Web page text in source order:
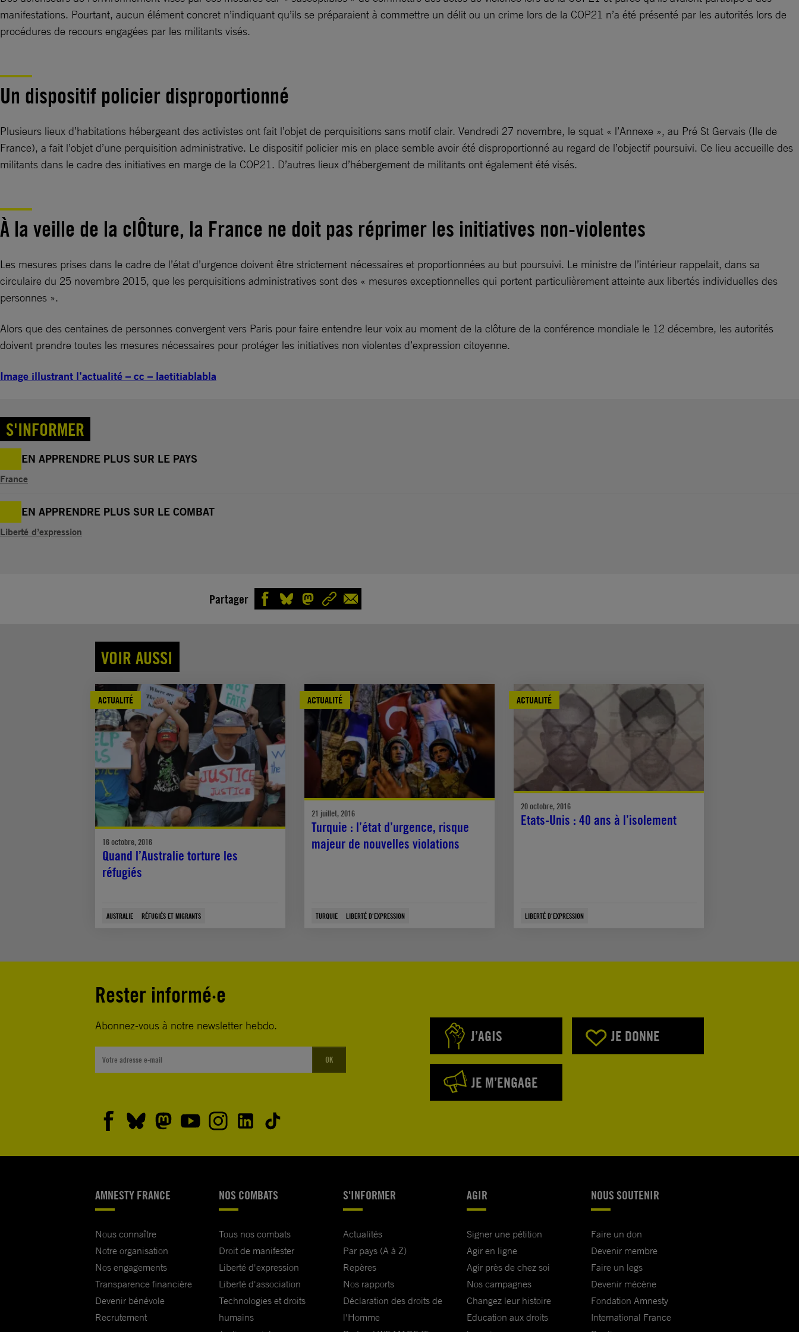
manifestations. Pourtant, aucun élément concret n’indiquant qu’ils se préparaient à commettre un délit ou un crime lors de la COP21 n’a été présenté par les autorités lors de
procédures de recours engagées par les militants visés.
Un dispositif policier disproportionné
Plusieurs lieux d’habitations hébergeant des activistes ont fait l’objet de perquisitions sans motif clair. Vendredi 27 novembre, le squat « l’Annexe », au Pré St Gervais (Ile de
France), a fait l’objet d’une perquisition administrative. Le dispositif policier mis en place semble avoir été disproportionné au regard de l’objectif poursuivi. Ce lieu accueille des
militants dans le cadre des initiatives en marge de la COP21. D’autres lieux d’hébergement de militants ont également été visés.
À la veille de la clÔture, la France ne doit pas réprimer les initiatives non-violentes
Les mesures prises dans le cadre de l’état d’urgence doivent être strictement nécessaires et proportionnées au but poursuivi. Le ministre de l’intérieur rappelait, dans sa
circulaire du 25 novembre 2015, que les perquisitions administratives sont des « mesures exceptionnelles qui portent particulièrement atteinte aux libertés individuelles des
personnes ».
Alors que des centaines de personnes convergent vers Paris pour faire entendre leur voix au moment de la clôture de la conférence mondiale le 12 décembre, les autorités
doivent prendre toutes les mesures nécessaires pour protéger les initiatives non violentes d’expression citoyenne.
Image illustrant l’actualité – cc – laetitiablabla
S'INFORMER
EN APPRENDRE PLUS SUR LE PAYS
France
EN APPRENDRE PLUS SUR LE COMBAT
Liberté d’expression
Partager
VOIR AUSSI
ACTUALITÉ
16 octobre, 2016
Quand l’Australie torture les
réfugiés
AUSTRALIE RÉFUGIÉS ET MIGRANTS
ACTUALITÉ
21 juillet, 2016
Turquie : l’état d’urgence, risque
majeur de nouvelles violations
TURQUIE LIBERTÉ D'EXPRESSION
ACTUALITÉ
20 octobre, 2016
Etats-Unis : 40 ans à l’isolement
LIBERTÉ D'EXPRESSION
Rester informé·e
Abonnez-vous à notre newsletter hebdo.
OK
J’AGIS JE DONNE
JE M’ENGAGE
AMNESTY FRANCE
Nous connaître
Notre organisation
Nos engagements
Transparence financière
Devenir bénévole
Recrutement
NOS COMBATS
Tous nos combats
Droit de manifester
Liberté d'expression
Liberté d'association
Technologies et droits
humains
S'INFORMER
Actualités
Par pays (A à Z)
Repères
Nos rapports
Déclaration des droits de
l'Homme
AGIR
Signer une pétition
Agir en ligne
Agir près de chez soi
Nos campagnes
Changez leur histoire
Education aux droits
NOUS SOUTENIR
Faire un don
Devenir membre
Faire un legs
Devenir mécène
Fondation Amnesty
International France